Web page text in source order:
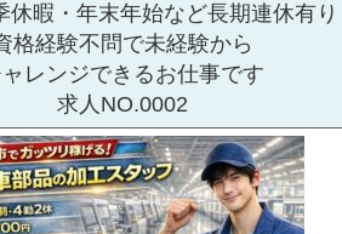
休暇・年末年始など長期連休有り
格経験不問で未経験から
レンジできるお仕事です
求人NO.0002